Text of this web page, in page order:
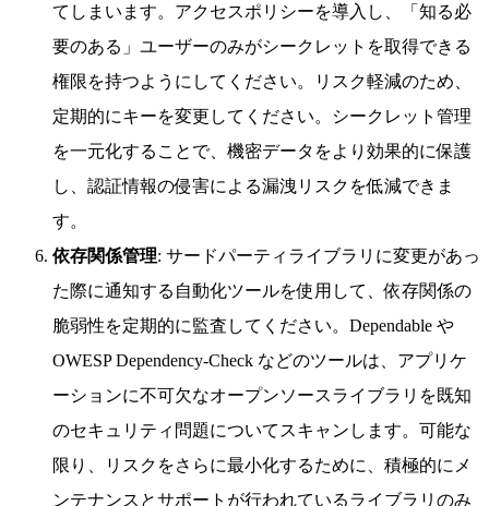
てしまいます。アクセスポリシーを導入し、「知る必
要のある」ユーザーのみがシークレットを取得できる
権限を持つようにしてください。リスク軽減のため、
定期的にキーを変更してください。シークレット管理
を一元化することで、機密データをより効果的に保護
し、認証情報の侵害による漏洩リスクを低減できま
す。
依存関係管理: サードパーティライブラリに変更があっ
た際に通知する自動化ツールを使用して、依存関係の
脆弱性を定期的に監査してください。Dependable や
OWESP Dependency-Check などのツールは、アプリケ
ーションに不可欠なオープンソースライブラリを既知
のセキュリティ問題についてスキャンします。可能な
限り、リスクをさらに最小化するために、積極的にメ
ンテナンスとサポートが行われているライブラリのみ